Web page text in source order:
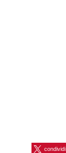
condividi